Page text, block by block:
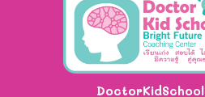
DoctorKidSchool